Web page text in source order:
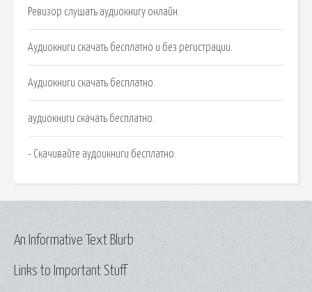
Ревизор слушать аудиокнигу онлайн.
Аудиокниги скачать бесплатно и без регистрации.
Аудиокниги скачать бесплатно.
аудиокниги скачать бесплатно.
- Скачивайте аудоикниги бесплатно.
Links to Important Stuff
An Informative Text Blurb